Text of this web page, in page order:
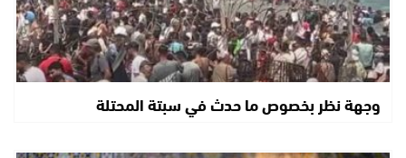
وجهة نظر بخصوص ما حدث في سبتة المحتلة